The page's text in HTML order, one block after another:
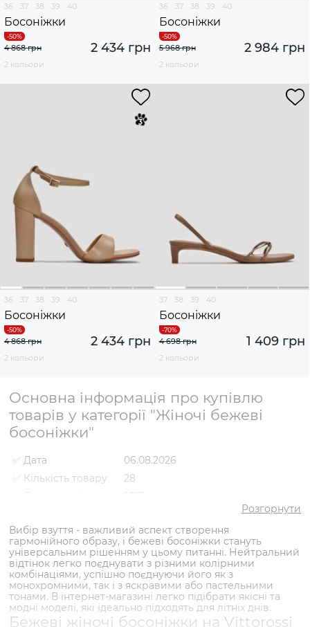
36 37 38 39 40
Босоніжки
2 434 грн
4 868 грн
2 кольори
36 37 38 39 40
Босоніжки
2 984 грн
5 968 грн
2 кольори
36 37 38 39 40
Босоніжки
2 434 грн
4 868 грн
2 кольори
37 38 39 40
Босоніжки
1 409 грн
4 698 грн
2 кольори
Основна інформація про купівлю
товарів у категорії "Жіночі бежеві
босоніжки"
✅ Дата
06.08.2026
✅ Кількість товару
28
✅ Середня ціна
2717 грн
товар
✅ Найдорожчий
товар
3329 грн
✅
Найпопулярніший
товар
Босоніжки VS000089305
Бежевий - 1409 грн
Розгорнути
Вибір взуття - важливий аспект створення
гармонійного образу, і бежеві босоніжки стануть
універсальним рішенням у цьому питанні. Нейтральний
відтінок легко поєднувати з різними колірними
комбінаціями, успішно поєднуючи його як з
монохромними, так і з яскравими або пастельними
тонами. В інтернет-магазині легко підібрати якісні та
модні моделі, які ідеально підходять для літніх днів.
Бежеві жіночі босоніжки на Vittorossi